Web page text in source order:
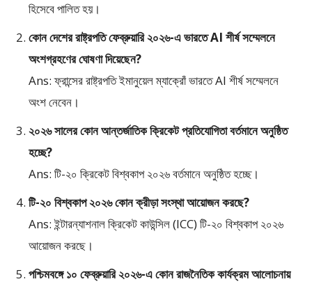
হিসেবে পালিত হয়।
কোন দেশের রাষ্ট্রপতি ফেব্রুয়ারি ২০২৬-এ ভারতে AI শীর্ষ সম্মেলনে
অংশগ্রহণের ঘোষণা দিয়েছেন?
Ans: ফ্রান্সের রাষ্ট্রপতি ইমানুয়েল ম্যাক্রোঁ ভারতে AI শীর্ষ সম্মেলনে
অংশ নেবেন।
২০২৬ সালের কোন আন্তর্জাতিক ক্রিকেট প্রতিযোগিতা বর্তমানে অনুষ্ঠিত
হচ্ছে?
Ans: টি-২০ ক্রিকেট বিশ্বকাপ ২০২৬ বর্তমানে অনুষ্ঠিত হচ্ছে।
টি-২০ বিশ্বকাপ ২০২৬ কোন ক্রীড়া সংস্থা আয়োজন করছে?
Ans: ইন্টারন্যাশনাল ক্রিকেট কাউন্সিল (ICC) টি-২০ বিশ্বকাপ ২০২৬
আয়োজন করছে।
পশ্চিমবঙ্গে ১০ ফেব্রুয়ারি ২০২৬-এ কোন রাজনৈতিক কার্যক্রম আলোচনায়